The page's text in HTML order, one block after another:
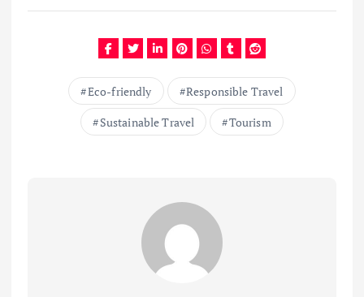
Eco-friendly
Responsible Travel
Sustainable Travel
Tourism